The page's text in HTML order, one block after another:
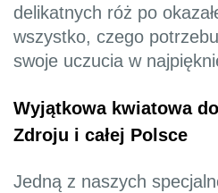
delikatnych róż po
wszystko, czego
swoje uczucia w
Wyjątkowa kwiatowa
Zdroju i całej Polsce
Jedną z naszych